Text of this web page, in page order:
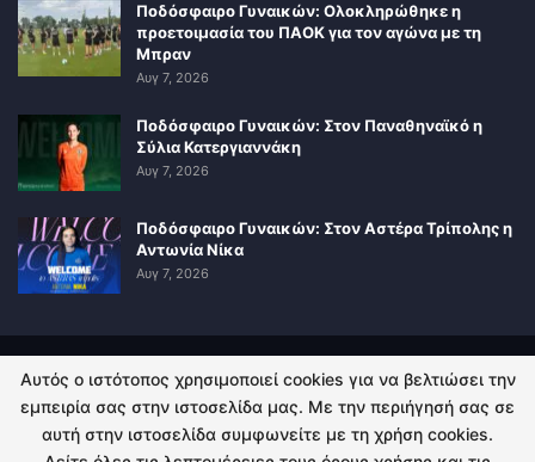
Ποδόσφαιρο Γυναικών: Ολοκληρώθηκε η
προετοιμασία του ΠΑΟΚ για τον αγώνα με τη
Μπραν
Αυγ 7, 2026
Ποδόσφαιρο Γυναικών: Στον Παναθηναϊκό η
Σύλια Κατεργιαννάκη
Αυγ 7, 2026
Ποδόσφαιρο Γυναικών: Στον Αστέρα Τρίπολης η
Αντωνία Νίκα
Αυγ 7, 2026
ΠΟΛΙΤΙΚΗ ΑΠΟΡΡΗΤΟΥ ΕΠΙΚΟΙΝΩΝΙΑ
© 2026 - Kingsport.gr. All Rights Reserved.
Αυτός ο ιστότοπος χρησιμοποιεί cookies για να βελτιώσει την
εμπειρία σας στην ιστοσελίδα μας. Με την περιήγησή σας σε
αυτή στην ιστοσελίδα συμφωνείτε με τη χρήση cookies.